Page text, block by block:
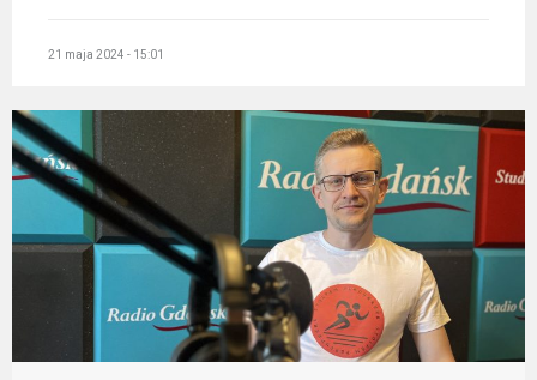
21 maja 2024 - 15:01